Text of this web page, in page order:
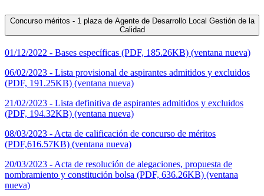
Concurso méritos - 1 plaza de Agente de Desarrollo Local Gestión de la
Calidad
01/12/2022 - Bases específicas (PDF, 185.26KB) (ventana nueva)
06/02/2023 - Lista provisional de aspirantes admitidos y excluidos
(PDF, 191.25KB) (ventana nueva)
21/02/2023 - Lista definitiva de aspirantes admitidos y excluidos
(PDF, 194.32KB) (ventana nueva)
08/03/2023 - Acta de calificación de concurso de méritos
(PDF,616.57KB) (ventana nueva)
20/03/2023 - Acta de resolución de alegaciones, propuesta de
nombramiento y constitución bolsa (PDF, 636.26KB) (ventana
nueva)